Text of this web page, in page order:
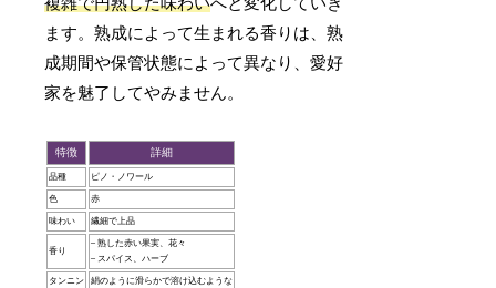
ます。熟成によって生まれる香りは、熟
成期間や保管状態によって異なり、愛好
家を魅了してやみません。
特徴 詳細
品種 ピノ・ノワール
色 赤
味わい 繊細で上品
香り
– 熟した赤い果実、花々
– スパイス、ハーブ
タンニン 絹のように滑らかで溶け込むような